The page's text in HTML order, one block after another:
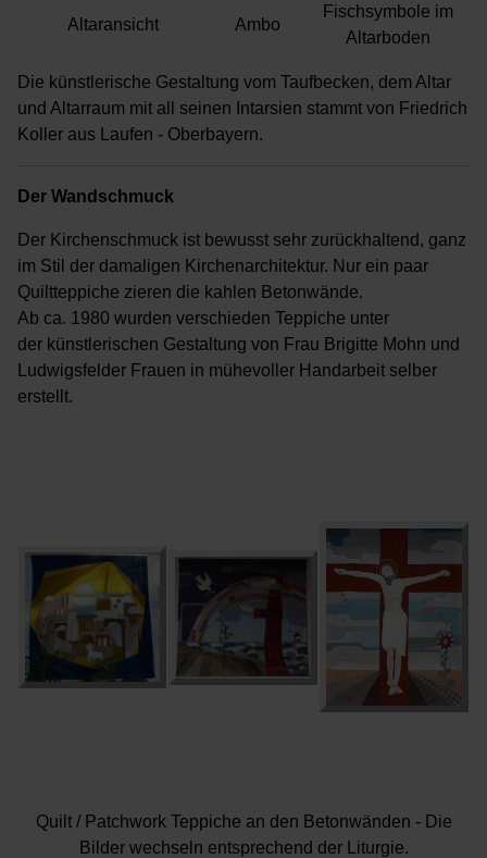
Altaransicht Ambo
Fischsymbole im
Altarboden
Die künstlerische Gestaltung vom Taufbecken, dem Altar
und Altarraum mit all seinen Intarsien stammt von Friedrich
Koller aus Laufen - Oberbayern.
Der Wandschmuck
Der Kirchenschmuck ist bewusst sehr zurückhaltend, ganz
im Stil der damaligen Kirchenarchitektur. Nur ein paar
Quiltteppiche zieren die kahlen Betonwände.
Ab ca. 1980 wurden verschieden Teppiche unter
der künstlerischen Gestaltung von Frau Brigitte Mohn und
Ludwigsfelder Frauen in mühevoller Handarbeit selber
erstellt.
Quilt / Patchwork Teppiche an den Betonwänden - Die
Bilder wechseln entsprechend der Liturgie.